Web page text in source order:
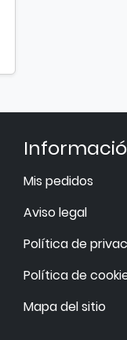
Mis pedidos
Aviso legal
Política de
Política de
Mapa del sitio